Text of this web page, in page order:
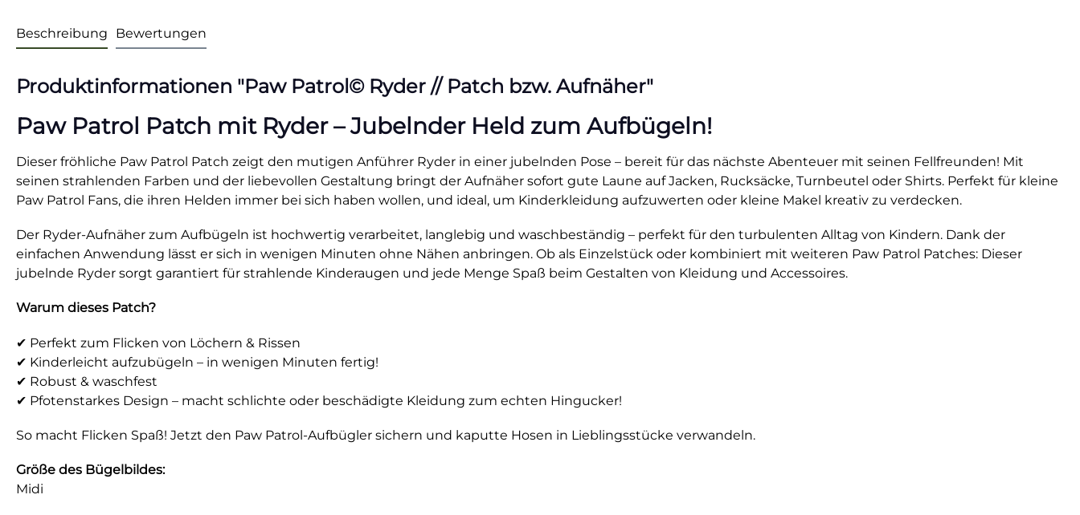
Beschreibung Bewertungen
Produktinformationen "Paw Patrol© Ryder // Patch bzw. Aufnäher"
Paw Patrol Patch mit Ryder – Jubelnder Held zum Aufbügeln!
Dieser fröhliche Paw Patrol Patch zeigt den mutigen Anführer Ryder in einer jubelnden Pose – bereit für das nächste Abenteuer mit seinen Fellfreunden! Mit
seinen strahlenden Farben und der liebevollen Gestaltung bringt der Aufnäher sofort gute Laune auf Jacken, Rucksäcke, Turnbeutel oder Shirts. Perfekt für kleine
Paw Patrol Fans, die ihren Helden immer bei sich haben wollen, und ideal, um Kinderkleidung aufzuwerten oder kleine Makel kreativ zu verdecken.
Der Ryder-Aufnäher zum Aufbügeln ist hochwertig verarbeitet, langlebig und waschbeständig – perfekt für den turbulenten Alltag von Kindern. Dank der
einfachen Anwendung lässt er sich in wenigen Minuten ohne Nähen anbringen. Ob als Einzelstück oder kombiniert mit weiteren Paw Patrol Patches: Dieser
jubelnde Ryder sorgt garantiert für strahlende Kinderaugen und jede Menge Spaß beim Gestalten von Kleidung und Accessoires.
Warum dieses Patch?
✔ Perfekt zum Flicken von Löchern & Rissen
✔ Kinderleicht aufzubügeln – in wenigen Minuten fertig!
✔ Robust & waschfest
✔ Pfotenstarkes Design – macht schlichte oder beschädigte Kleidung zum echten Hingucker!
So macht Flicken Spaß! Jetzt den Paw Patrol-Aufbügler sichern und kaputte Hosen in Lieblingsstücke verwandeln.
Größe des Bügelbildes:
Midi